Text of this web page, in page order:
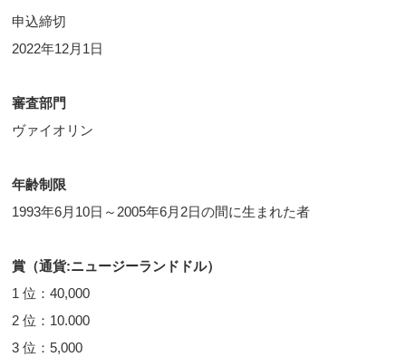
申込締切
2022年12月1日
審査部門
ヴァイオリン
年齢制限
1993年6月10日～2005年6月2日の間に生まれた者
賞（通貨:ニュージーランドドル）
1 位：40,000
2 位：10.000
3 位：5,000